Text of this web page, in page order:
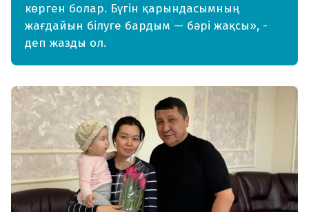
көрген болар. Бүгін қарындасымның
жағдайын білуге бардым — бәрі жақсы», -
деп жазды ол.